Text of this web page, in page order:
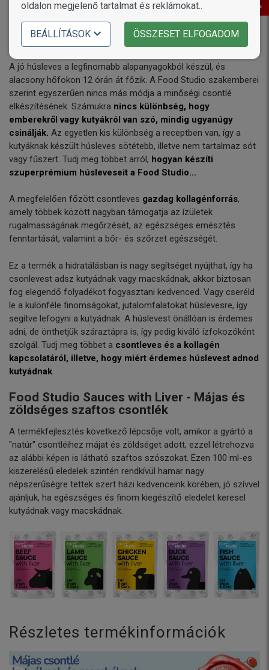
A jó húsleves a legfinomabb alapanyagokból készül, és
alacsony hőfokon 12 órán át főzik. A Food Studio szakemberei
szerint egyszerűen nincs más módja a minőségi csontlé
elkészítésének. Számukra nincs különbség, hogy
emberekről vagy kutyákról van szó, mindig ugyanúgy
csinálják. Az egyetlen kis különbség a receptben van, így a
kutyáknak készült húsleves sötétebb, illetve nem tartalmaz sót
vagy fűszert. Tudj meg többet arról, hogyan készíti
szuperprémium húsleveseit a Food Studio...
A megfelelően főzött csontleves gazdag kollagénforrás,
amely többek között nagyban támogatja az ízületek
rugalmasságának megőrzését, az egészséges emésztés
fenntartását, valamint a bőr- és szőrzet egészségét.
Ez a termék a hidratálásban is nagy segítséget nyújthat, így ha
csonlevest adsz kutyádnak vagy macskádnak, akkor biztosan
fog elegendő folyadékot fogyasztani kedvenced. Vagy cseréld
le a különféle finomságokat, jutalomfalatokat húslevesre, így
segítve lefogyni a kutyádnak. A húslevest önállóan is érdemes
adni, de önthetjük száraztápra is, így pedig kiváló ízfokozóként
szolgál. Tudj meg többet a csontleves és a kollagén
kapcsolatáról, illetve, hogy miért érdemes húslevest adnod
kutyádnak
Food Studio Sauces with Liver - Májas és
zöldséges szaftos csontlék
A termékfejlesztés következő lépcsője volt, amikor a gyártó a
"natúr" csontléihez májat és zöldséget adott, ezzel létrehozva
az alábbi képen is látható szaftos szószokat. Ezen 100 ml-es
kiszerelésű eledelek szintén rendkívül hamar nagy
népszerűségre tettek szert házi kedvenceink körében, jó szívvel
ajánljuk, ha egészséges és finom kiegészítő eledelet keresel
kutyádnak vagy macskádnak.
Részletes termékinformációk
oldalon megjelenő tartalmat és reklámokat..
BEÁLLÍTÁSOK ÖSSZESET ELFOGADOM